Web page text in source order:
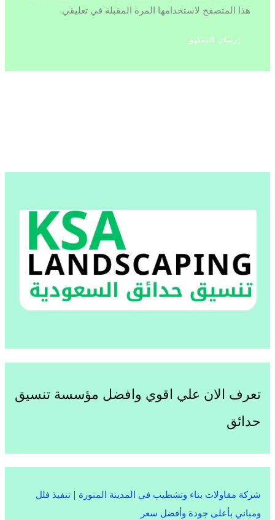
هذا المتصفح لاستخدامها المرة المقبلة في تعليقي.
تعرف الان علي اقوي وافضل مؤسسة تنسيق
حدائق
شركة مقاولات بناء وتشطيب في المدينة المنورة | تنفيذ فلل
ومباني بأعلى جودة وأفضل سعر